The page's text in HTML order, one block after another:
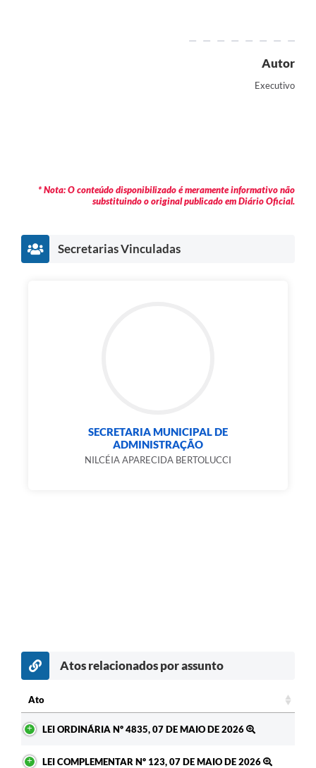
Autor
Executivo
* Nota: O conteúdo disponibilizado é meramente informativo não
substituindo o original publicado em Diário Oficial.
Secretarias Vinculadas
SECRETARIA MUNICIPAL DE
ADMINISTRAÇÃO
NILCÉIA APARECIDA BERTOLUCCI
Atos relacionados por assunto
Ato
LEI ORDINÁRIA Nº 4835, 07 DE MAIO DE 2026
LEI COMPLEMENTAR Nº 123, 07 DE MAIO DE 2026